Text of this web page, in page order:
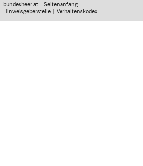
bundesheer.at |Seitenanfang
Hinweisgeberstelle |Verhaltenskodex